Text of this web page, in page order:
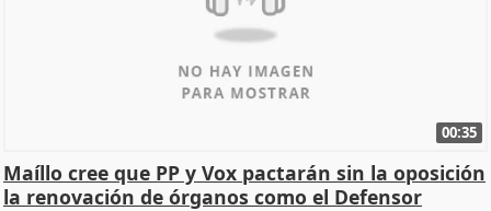
00:35
Maíllo cree que PP y Vox pactarán sin la oposición
la renovación de órganos como el Defensor